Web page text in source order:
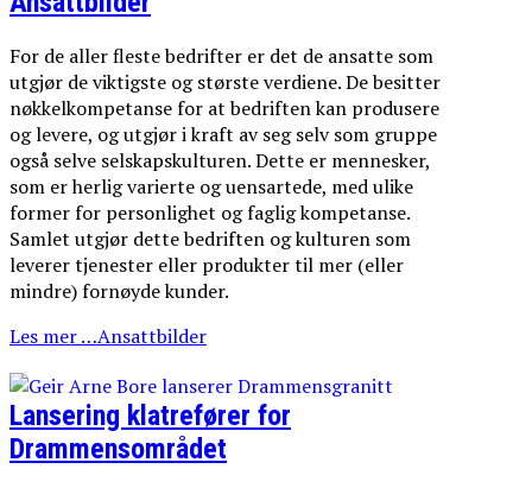
For de aller fleste bedrifter er det de ansatte som
utgjør de viktigste og største verdiene. De besitter
nøkkelkompetanse for at bedriften kan produsere
og levere, og utgjør i kraft av seg selv som gruppe
også selve selskapskulturen. Dette er mennesker,
som er herlig varierte og uensartede, med ulike
former for personlighet og faglig kompetanse.
Samlet utgjør dette bedriften og kulturen som
leverer tjenester eller produkter til mer (eller
mindre) fornøyde kunder.
Les mer …Ansattbilder
Lansering klatrefører for
Drammensområdet